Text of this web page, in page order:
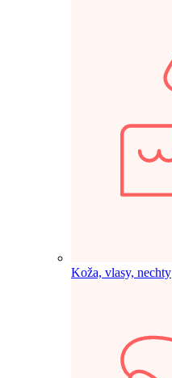
Koža, vlasy, nechty